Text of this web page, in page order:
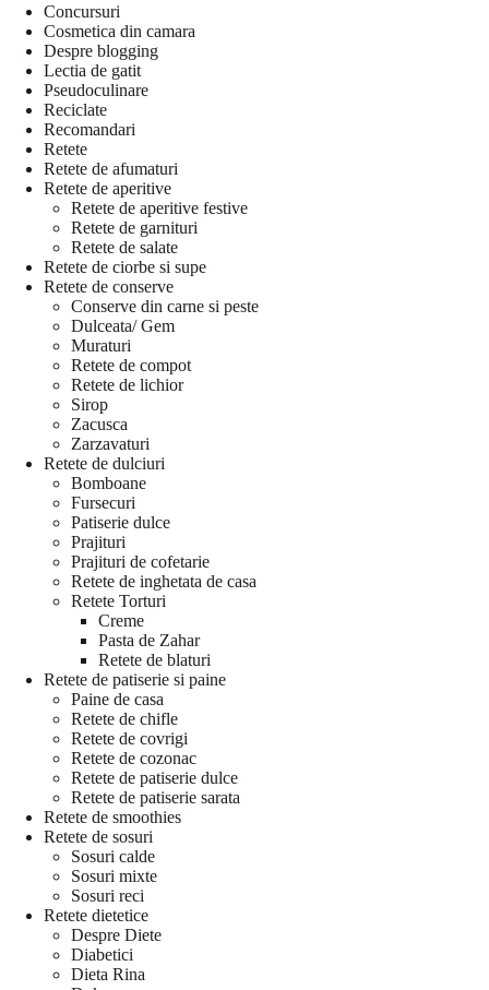
Concursuri
Cosmetica din camara
Despre blogging
Lectia de gatit
Pseudoculinare
Reciclate
Recomandari
Retete
Retete de afumaturi
Retete de aperitive
Retete de aperitive festive
Retete de garnituri
Retete de salate
Retete de ciorbe si supe
Retete de conserve
Conserve din carne si peste
Dulceata/ Gem
Muraturi
Retete de compot
Retete de lichior
Sirop
Zacusca
Zarzavaturi
Retete de dulciuri
Bomboane
Fursecuri
Patiserie dulce
Prajituri
Prajituri de cofetarie
Retete de inghetata de casa
Retete Torturi
Creme
Pasta de Zahar
Retete de blaturi
Retete de patiserie si paine
Paine de casa
Retete de chifle
Retete de covrigi
Retete de cozonac
Retete de patiserie dulce
Retete de patiserie sarata
Retete de smoothies
Retete de sosuri
Sosuri calde
Sosuri mixte
Sosuri reci
Retete dietetice
Despre Diete
Diabetici
Dieta Rina